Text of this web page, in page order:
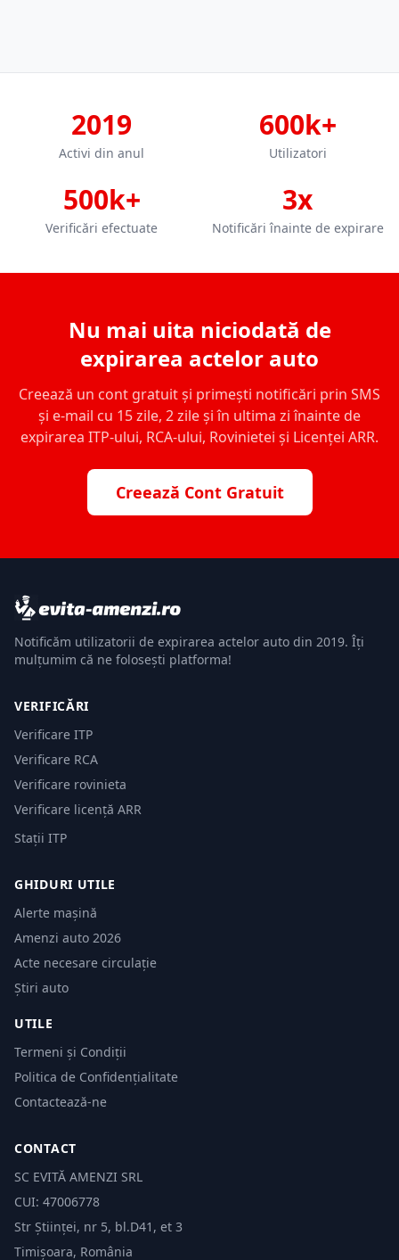
2019
Activi din anul
600k+
Utilizatori
500k+
Verificări efectuate
3x
Notificări înainte de expirare
Nu mai uita niciodată de
expirarea actelor auto
Creează un cont gratuit și primești notificări prin SMS
și e-mail cu 15 zile, 2 zile și în ultima zi înainte de
expirarea ITP-ului, RCA-ului, Rovinietei și Licenței ARR.
Creează Cont Gratuit
Notificăm utilizatorii de expirarea actelor auto din 2019. Îți
mulțumim că ne folosești platforma!
VERIFICĂRI
Verificare ITP
Verificare RCA
Verificare rovinieta
Verificare licență ARR
Stații ITP
GHIDURI UTILE
Alerte mașină
Amenzi auto 2026
Acte necesare circulație
Știri auto
UTILE
Termeni și Condiții
Politica de Confidențialitate
Contactează-ne
CONTACT
SC EVITĂ AMENZI SRL
CUI: 47006778
Str Științei, nr 5, bl.D41, et 3
Timișoara, România